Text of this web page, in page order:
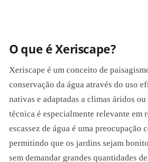
O que é Xeriscape?
Xeriscape é um conceito de
conservação da água através do uso
nativas e adaptadas a climas áridos
técnica é especialmente relevante em
escassez de água é uma preocupação
permitindo que os jardins sejam
sem demandar grandes quantidades